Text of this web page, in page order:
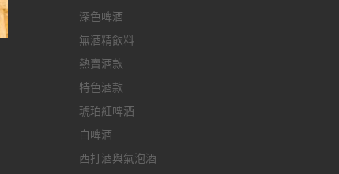
深色啤酒
無酒精飲料
熱賣酒款
特色酒款
琥珀紅啤酒
白啤酒
西打酒與氣泡酒